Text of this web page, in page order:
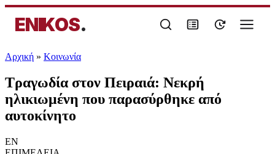
ENIKOS.
Αρχική » Κοινωνία
Τραγωδία στον Πειραιά: Νεκρή
ηλικιωμένη που παρασύρθηκε από
αυτοκίνητο
EN